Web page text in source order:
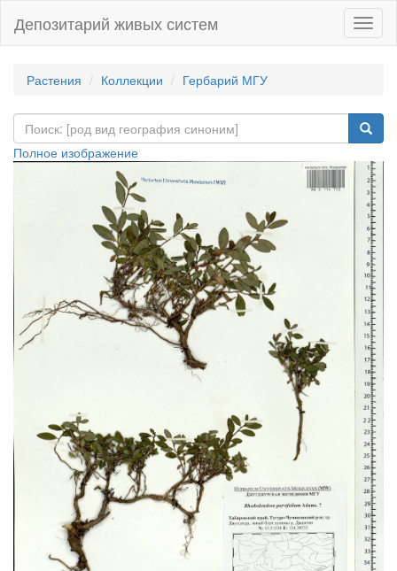
Депозитарий живых систем
Растения Коллекции Гербарий МГУ
Полное изображение